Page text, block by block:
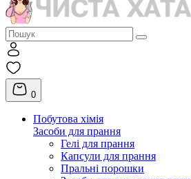
0
Побутова хімія
Засоби для прання
Гелі для прання
Капсули для прання
Пральні порошки